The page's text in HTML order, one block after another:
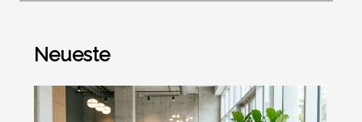
Neueste